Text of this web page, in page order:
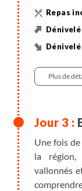
Plus de
Une fois
la région,
vallonnés